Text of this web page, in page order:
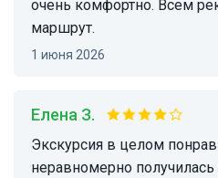
очень комфортно. Всем
маршрут.
1 июня 2026
Елена З.
Экскурсия в целом понравилась, но как-то
неравномерно